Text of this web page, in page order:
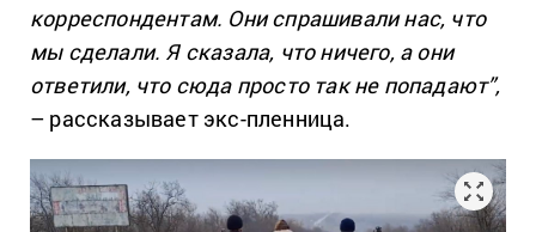
корреспондентам. Они спрашивали нас, что
мы сделали. Я сказала, что ничего, а они
ответили, что сюда просто так не попадают”,
– рассказывает экс-пленница.